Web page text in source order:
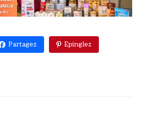
Partagez Epinglez